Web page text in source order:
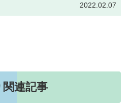
2022.02.07
連記事